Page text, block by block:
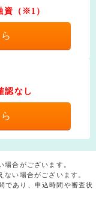
資（※1）
認なし
合がございます。
い場合がございます。
であり、申込時間や審査状